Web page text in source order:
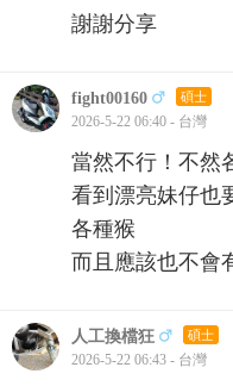
謝
fight00160 碩士
2026-5-22 06:40 - 台灣
當然不行！不然
看到漂亮妹仔也
各種猴
而且應該也不會
人工換檔狂 碩士
2026-5-22 06:43 - 台灣